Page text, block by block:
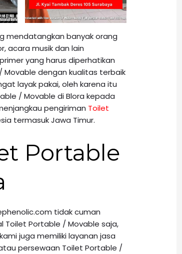
mendatangkan banyak orang
acara musik dan lain
yang harus diperhatikan
Movable dengan kualitas terbaik
layak pakai, oleh karena itu
/ Movable di Blora kepada
pengiriman Toilet
termasuk Jawa Timur.
Portable
tidak cuman
Toilet Portable / Movable saja,
juga memiliki layanan jasa
persewaan Toilet Portable /